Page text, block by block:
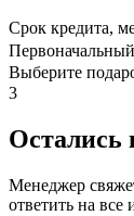
Срок кредита,
Выберите
3
Остались
Менеджер
ответить на